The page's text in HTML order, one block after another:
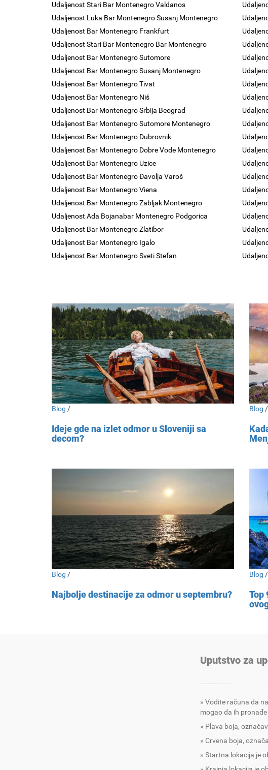
Udaljenost Stari Bar Montenegro Valdanos
Udaljenost Luka Bar Montenegro Susanj Montenegro
Udaljenost Bar Montenegro Frankfurt
Udaljenost Stari Bar Montenegro Bar Montenegro
Udaljenost Bar Montenegro Sutomore
Udaljenost Bar Montenegro Susanj Montenegro
Udaljenost Bar Montenegro Tivat
Udaljenost Bar Montenegro Niš
Udaljenost Bar Montenegro Srbija Beograd
Udaljenost Bar Montenegro Sutomore Montenegro
Udaljenost Bar Montenegro Dubrovnik
Udaljenost Bar Montenegro Dobre Vode Montenegro
Udaljenost Bar Montenegro Uzice
Udaljenost Bar Montenegro Đavolja Varoš
Udaljenost Bar Montenegro Viena
Udaljenost Bar Montenegro Zabljak Montenegro
Udaljenost Ada Bojanabar Montenegro Podgorica
Udaljenost Bar Montenegro Zlatibor
Udaljenost Bar Montenegro Igalo
Udaljenost Bar Montenegro Sveti Stefan
Blog /
Ideje gde na izlet odmor u Sloveniji sa
decom?
Blog /
Blog /
Najbolje destinacije za odmor u septembru?
Blog /
Top
Uputstvo za
Vodite računa da
mogao da ih pronađe
Plava boja,
Crvena boja,
Startna lokacija je